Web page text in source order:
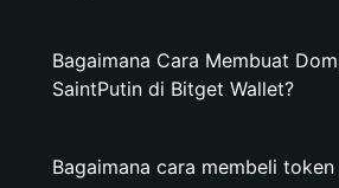
Bagaimana Cara Membuat
SaintPutin di Bitget Wallet?
Bagaimana cara membeli token